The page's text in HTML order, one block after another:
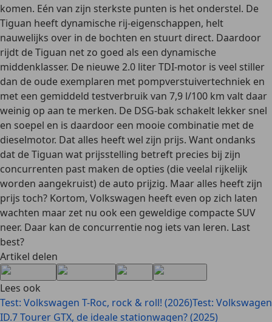
komen. Eén van zijn sterkste punten is het onderstel. De
Tiguan heeft dynamische rij-eigenschappen, helt
nauwelijks over in de bochten en stuurt direct. Daardoor
rijdt de Tiguan net zo goed als een dynamische
middenklasser. De nieuwe 2.0 liter TDI-motor is veel stiller
dan de oude exemplaren met pompverstuivertechniek en
met een gemiddeld testverbruik van 7,9 l/100 km valt daar
weinig op aan te merken. De DSG-bak schakelt lekker snel
en soepel en is daardoor een mooie combinatie met de
dieselmotor. Dat alles heeft wel zijn prijs. Want ondanks
dat de Tiguan wat prijsstelling betreft precies bij zijn
concurrenten past maken de opties (die veelal rijkelijk
worden aangekruist) de auto prijzig. Maar alles heeft zijn
prijs toch? Kortom, Volkswagen heeft even op zich laten
wachten maar zet nu ook een geweldige compacte SUV
neer. Daar kan de concurrentie nog iets van leren. Last
best?
Artikel delen
Lees ook
Test: Volkswagen T-Roc, rock & roll! (2026)Test: Volkswagen
ID.7 Tourer GTX, de ideale stationwagen? (2025)